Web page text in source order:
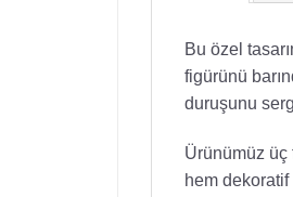
Bu özel
figürünü
duruşunu
Ürünümüz üç
hem dekoratif